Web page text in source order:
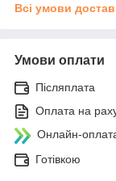
Всі умови
Умови оплати
Післяплата
Оплата на
Онлайн-
Готівкою